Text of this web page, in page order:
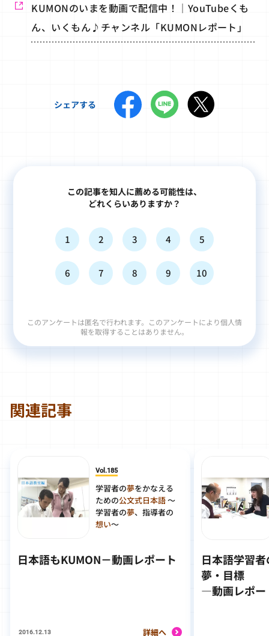
KUMONのいまを動画で配信中！｜YouTubeくも
ん、いくもん♪チャンネル「KUMONレポート」
シェアする
この記事を知人に薦める可能性は、
どれくらいありますか？
1 2 3 4 5
6 7 8 9 10
このアンケートは匿名で行われます。このアンケートにより個人情
報を取得することはありません。
関連記事
Vol.185
学習者の夢をかなえる
ための公文式日本語～
学習者の夢、指導者の
想い～
日本語もKUMON－動画レポート
2016.12.13 詳細へ
日本語学習
夢・目標
―動画レポー